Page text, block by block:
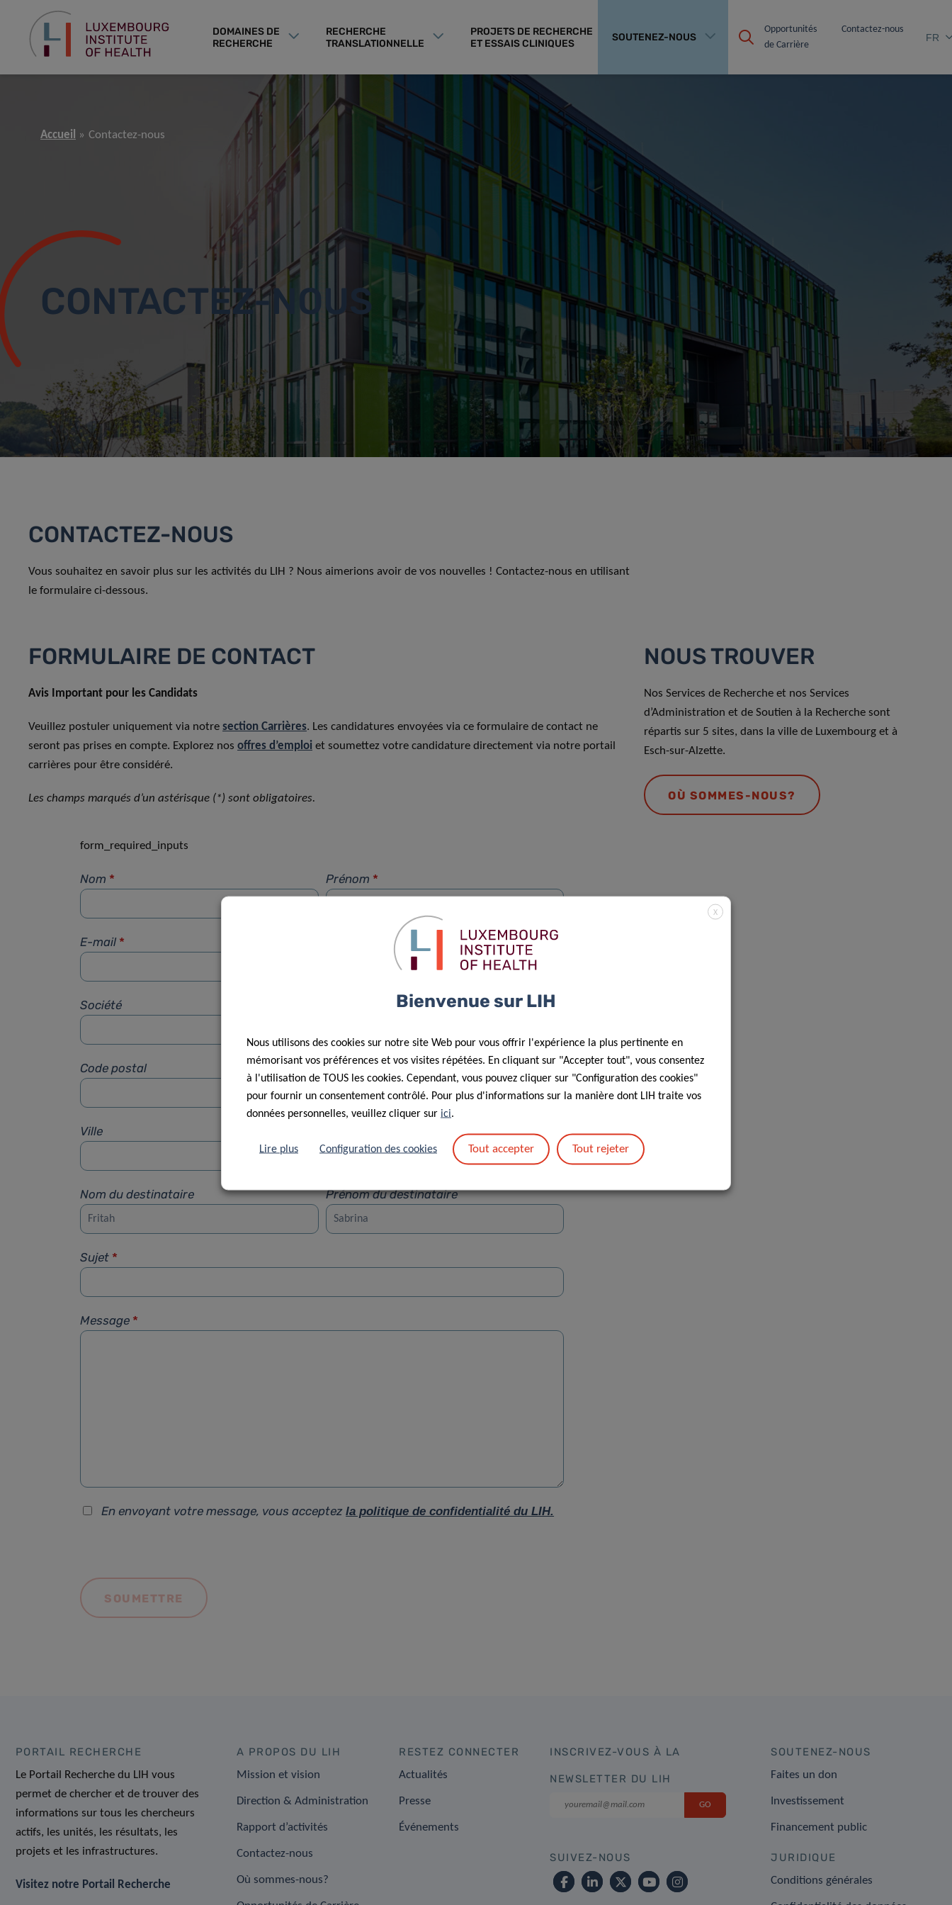
DOMAINES DE
RECHERCHE
RECHERCHE
TRANSLATIONNELLE
PROJETS DE RECHERCHE
ET ESSAIS CLINIQUES
SOUTENEZ-NOUS
Opportunités
de Carrière
Contactez-nous
FR
Accueil Contactez-nous
CONTACTEZ-NOUS
CONTACTEZ-NOUS
Vous souhaitez en savoir plus sur les activités du LIH ? Nous aimerions avoir de vos nouvelles ! Contactez-nous en utilisant
le formulaire ci-dessous.
FORMULAIRE DE CONTACT
Avis Important pour les Candidats
Veuillez postuler uniquement via notre section Carrières. Les candidatures envoyées via ce formulaire de contact ne
seront pas prises en compte. Explorez nos offres d’emploi et soumettez votre candidature directement via notre portail
carrières pour être considéré.
Les champs marqués d’un astérisque (*) sont obligatoires.
form_required_inputs
Nom * Prénom *
E-mail *
Société
Code postal Rue
Ville
Nom du destinataire Prénom du destinataire
Sujet *
Message *
En envoyant votre message, vous acceptezla politique de confidentialité du LIH.
NOUS TROUVER
Nos Services de Recherche et nos Services
d’Administration et de Soutien à la Recherche sont
répartis sur 5 sites, dans la ville de Luxembourg et à
Esch-sur-Alzette.
OÙ SOMMES-NOUS?
PORTAIL RECHERCHE
Le Portail Recherche du LIH vous
permet de chercher et de trouver des
informations sur tous les chercheurs
actifs, les unités, les résultats, les
projets et les infrastructures.
Visitez notre Portail Recherche
A PROPOS DU LIH
Mission et vision
Direction & Administration
Rapport d’activités
Contactez-nous
Où sommes-nous?
RESTEZ CONNECTER
Actualités
Presse
Événements
INSCRIVEZ-VOUS À LA
NEWSLETTER DU LIH
SUIVEZ-NOUS
SOUTENEZ-NOUS
Faites un don
Investissement
Financement public
JURIDIQUE
Conditions générales
X
Bienvenue sur LIH
Nous utilisons des cookies sur notre site Web pour vous offrir l'expérience la plus pertinente en
mémorisant vos préférences et vos visites répétées. En cliquant sur "Accepter tout", vous consentez
à l'utilisation de TOUS les cookies. Cependant, vous pouvez cliquer sur "Configuration des cookies"
pour fournir un consentement contrôlé. Pour plus d'informations sur la manière dont LIH traite vos
données personnelles, veuillez cliquer sur ici.
Lire plus Configuration des cookies Tout accepter Tout rejeter